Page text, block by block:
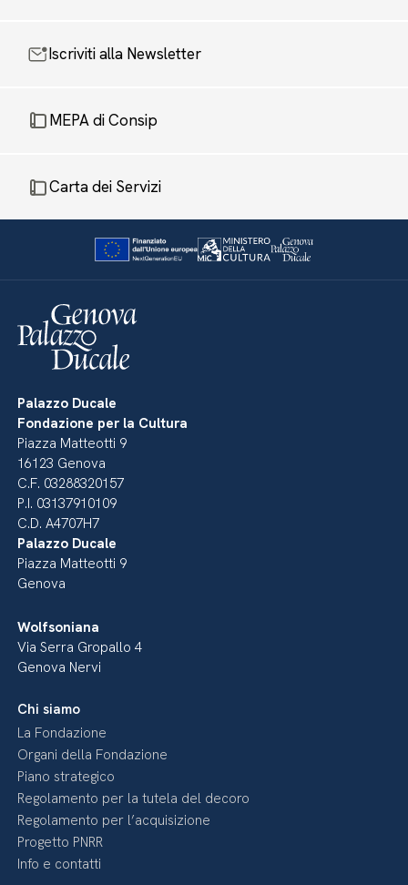
Iscriviti alla Newsletter
MEPA di Consip
Carta dei Servizi
Palazzo Ducale
Fondazione per la Cultura
Piazza Matteotti 9
16123 Genova
C.F. 03288320157
P.I. 03137910109
C.D. A4707H7
Palazzo Ducale
Piazza Matteotti 9
Genova
Wolfsoniana
Via Serra Gropallo 4
Genova Nervi
Chi siamo
La Fondazione
Organi della Fondazione
Piano strategico
Regolamento per la tutela del decoro
Regolamento per l’acquisizione
Progetto PNRR
Info e contatti